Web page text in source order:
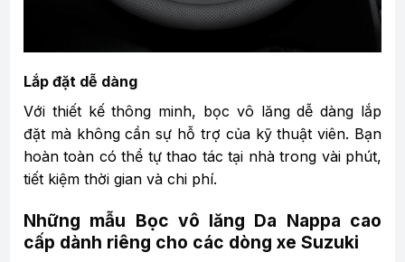
Lắp đặt dễ dàng
Với thiết kế thông minh, bọc vô lăng dễ dàng lắp
đặt mà không cần sự hỗ trợ của kỹ thuật viên. Bạn
hoàn toàn có thể tự thao tác tại nhà trong vài phút,
tiết kiệm thời gian và chi phí.
Những mẫu Bọc vô lăng Da Nappa cao
cấp dành riêng cho các dòng xe Suzuki